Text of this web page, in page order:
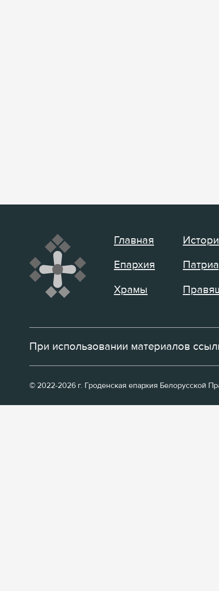
Главная
Епархия
Храмы
При использовании материалов
© 2022-2026 г. Гроденская епархия Белорусской